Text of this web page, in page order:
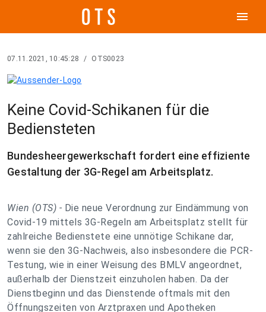
menu
07.11.2021, 10:45:28 / OTS0023
Keine Covid-Schikanen für die
Bediensteten
Bundesheergewerkschaft fordert eine effiziente
Gestaltung der 3G-Regel am Arbeitsplatz.
Wien (OTS) - Die neue Verordnung zur Eindämmung von
Covid-19 mittels 3G-Regeln am Arbeitsplatz stellt für
zahlreiche Bedienstete eine unnötige Schikane dar,
wenn sie den 3G-Nachweis, also insbesondere die PCR-
Testung, wie in einer Weisung des BMLV angeordnet,
außerhalb der Dienstzeit einzuholen haben. Da der
Dienstbeginn und das Dienstende oftmals mit den
Öffnungszeiten von Arztpraxen und Apotheken